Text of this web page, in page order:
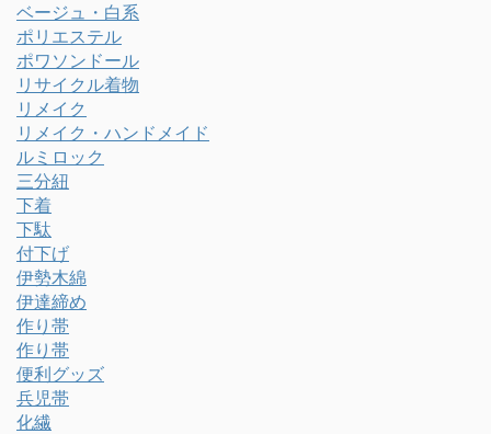
ベージュ・白系
ポリエステル
ポワソンドール
リサイクル着物
リメイク
リメイク・ハンドメイド
ルミロック
三分紐
下着
下駄
付下げ
伊勢木綿
伊達締め
作り帯
作り帯
便利グッズ
兵児帯
化繊